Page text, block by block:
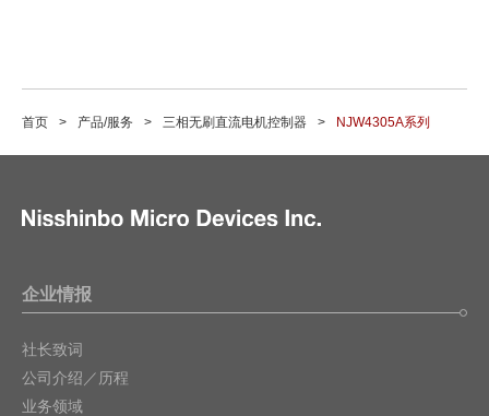
首页 产品/服务 三相无刷直流电机控制器 NJW4305A系列
企业情报
社长致词
公司介绍／历程
业务领域